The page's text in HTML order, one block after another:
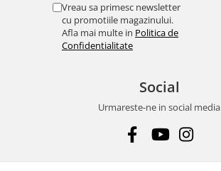
Vreau sa primesc newsletter
cu promotiile magazinului.
Afla mai multe in Politica de
Confidentialitate
Social
Urmareste-ne in social media